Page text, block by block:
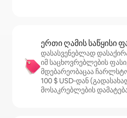
ერთი ღამის საწყისი
დასასვენებლად
იმ საცხოვრებლების
მდებარეობაცაა
100 $ USD‑დან
მოსაკრებლების